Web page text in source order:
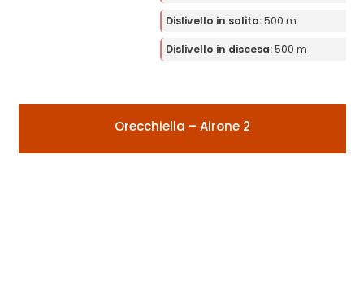
Dislivello in salita:500 m
Dislivello in discesa:500 m
Orecchiella – Airone 2